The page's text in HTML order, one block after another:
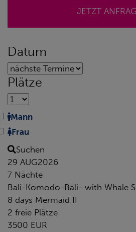
JETZT
Datum
Plätze
Mann
Frau
Suchen
29 AUG2026
7 Nächte
Bali-Komodo-Bali- with Whale
8 days Mermaid II
2 freie Plätze
3500 EUR